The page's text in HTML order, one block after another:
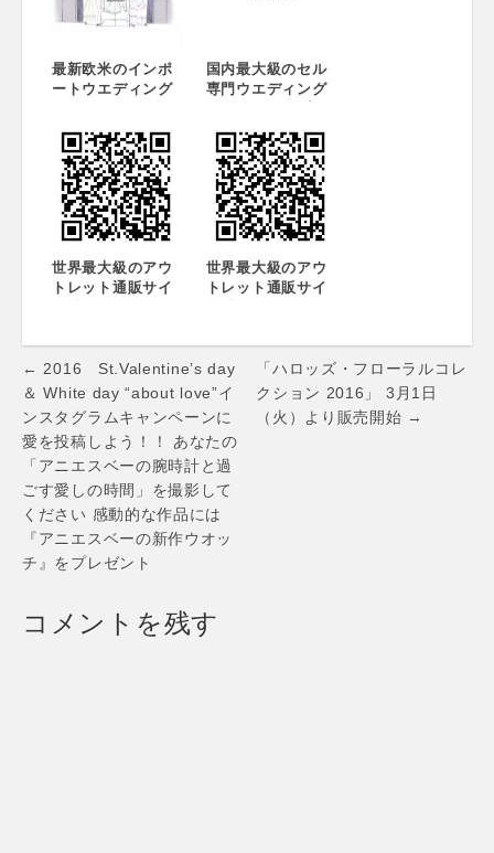
に横浜・みなとみ
らいに5号店をオー
ェディングを自由
にする”～
最新欧米のインポ
ートウエディング
ら買える『DRESS
EVERY』青山店・
神戸店で期間限定
特別セール実施
国内最大級のセル
専門ウエディング
『DRESS
EVERY』11月20
日青山店、29日神
戸店に誕生。欧米
人気15ブランド以
上のドレスが格安
世界最大級のアウ
トレット通販サイ
坂屋と初のコラボ
レーション！ ～ 好
評につき第三弾と
なるリアル店舗を
大丸京都店に出店
～
世界最大級のアウ
トレット通販サイ
ーアル後1か月で訪
問者数100万人突
破！ ～ 感謝をこめ
て「Twitterで応
募！ 3,000円分の
ポイントプレゼン
ト！」キャンペー
ンを実施 ～
Post
navigation
← 2016 St.Valentine’s day
＆ White day “about love”イ
ンスタグラムキャンペーンに
愛を投稿しよう！！ あなたの
「アニエスベーの腕時計と過
ごす愛しの時間」を撮影して
ください 感動的な作品には
『アニエスベーの新作ウオッ
チ』をプレゼント
「ハロッズ・フローラルコレ
クション 2016」 3月1日
（火）より販売開始 →
コメントを残す